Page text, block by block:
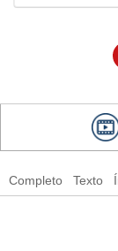
Completo Texto